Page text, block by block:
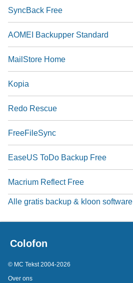
SyncBack Free
AOMEI Backupper Standard
MailStore Home
Kopia
Redo Rescue
FreeFileSync
EaseUS ToDo Backup Free
Macrium Reflect Free
Alle gratis backup & kloon software
Colofon
© MC Tekst 2004-2026
Over ons